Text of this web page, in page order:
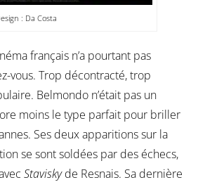
: Da Costa
français n’a pourtant pas
vous. Trop décontracté, trop
Belmondo n’était pas un
moins le type parfait pour briller
Ses deux apparitions sur la
se sont soldées par des échecs,
Staviskyde Resnais. Sa dernière